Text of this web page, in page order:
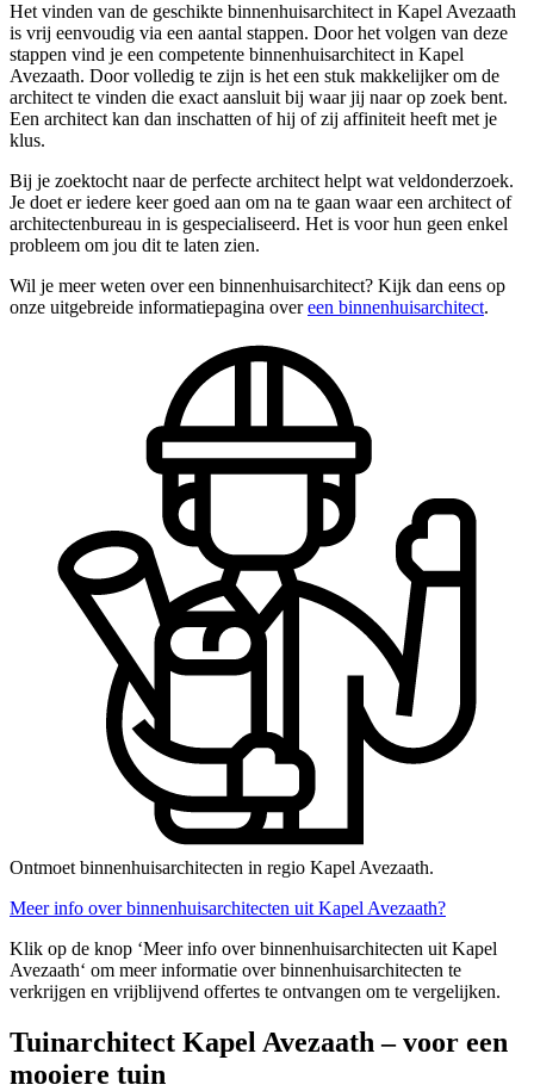
Het vinden van de geschikte binnenhuisarchitect in Kapel Avezaath
is vrij eenvoudig via een aantal stappen. Door het volgen van deze
stappen vind je een competente binnenhuisarchitect in Kapel
Avezaath. Door volledig te zijn is het een stuk makkelijker om de
architect te vinden die exact aansluit bij waar jij naar op zoek bent.
Een architect kan dan inschatten of hij of zij affiniteit heeft met je
klus.
Bij je zoektocht naar de perfecte architect helpt wat veldonderzoek.
Je doet er iedere keer goed aan om na te gaan waar een architect of
architectenbureau in is gespecialiseerd. Het is voor hun geen enkel
probleem om jou dit te laten zien.
Wil je meer weten over een binnenhuisarchitect? Kijk dan eens op
onze uitgebreide informatiepagina overeen binnenhuisarchitect.
Ontmoet binnenhuisarchitecten in regio Kapel Avezaath.
Meer info over binnenhuisarchitecten uit Kapel Avezaath?
Klik op de knop ‘Meer info over binnenhuisarchitecten uit Kapel
Avezaath‘ om meer informatie over binnenhuisarchitecten te
verkrijgen en vrijblijvend offertes te ontvangen om te vergelijken.
Tuinarchitect Kapel Avezaath – voor een
mooiere tuin